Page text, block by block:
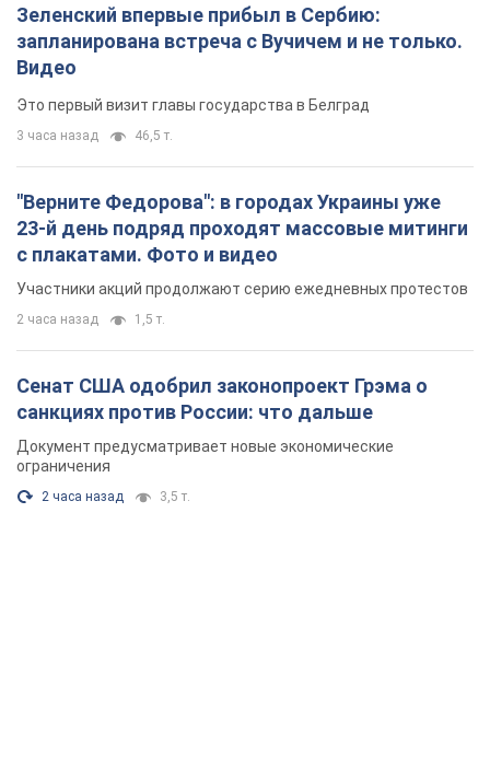
Зеленский впервые прибыл в Сербию:
запланирована встреча с Вучичем и не только.
Видео
Это первый визит главы государства в Белград
3 часа назад 46,5 т.
"Верните Федорова": в городах Украины уже
23-й день подряд проходят массовые митинги
с плакатами. Фото и видео
Участники акций продолжают серию ежедневных протестов
2 часа назад 1,5 т.
Сенат США одобрил законопроект Грэма о
санкциях против России: что дальше
Документ предусматривает новые экономические
ограничения
2 часа назад 3,5 т.